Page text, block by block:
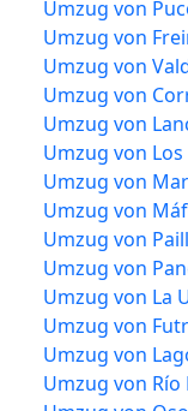
Umzug von
Umzug von
Umzug von
Umzug von
Umzug von
Umzug von
Umzug von
Umzug von
Umzug von
Umzug von
Umzug von La
Umzug von
Umzug von
Umzug von Río